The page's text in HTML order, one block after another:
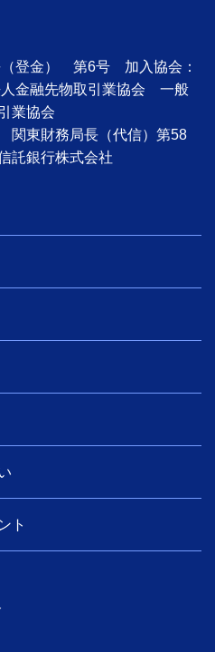
（登金） 第6号 加入協会：
人金融先物取引業協会 一般
業協会
東財務局長（代信）第58
託銀行株式会社
ト